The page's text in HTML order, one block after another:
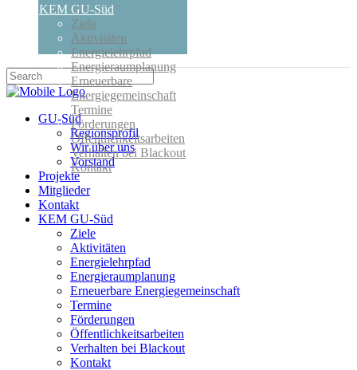
KEM GU-Süd
Ziele
Aktivitäten
Energielehrpfad
Energieraumplanung
Erneuerbare
Energiegemeinschaft
Termine
Förderungen
Öffentlichkeitsarbeiten
Verhalten bei Blackout
Kontakt
GU-Süd
Regionsprofil
Wir über uns
Vorstand
Projekte
Mitglieder
Kontakt
KEM GU-Süd
Ziele
Aktivitäten
Energielehrpfad
Energieraumplanung
Erneuerbare Energiegemeinschaft
Termine
Förderungen
Öffentlichkeitsarbeiten
Verhalten bei Blackout
Kontakt